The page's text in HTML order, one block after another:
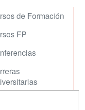
de Formación
FP